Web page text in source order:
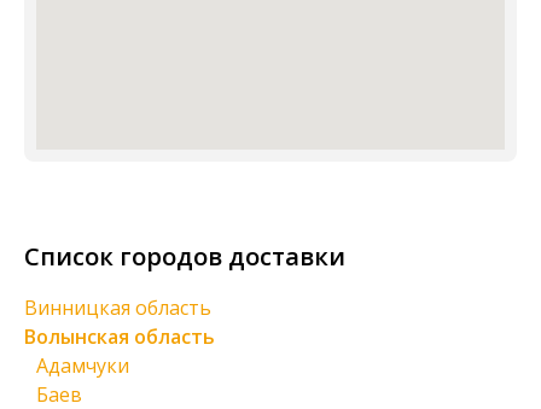
Список городов доставки
Винницкая область
Волынская область
Адамчуки
Баев